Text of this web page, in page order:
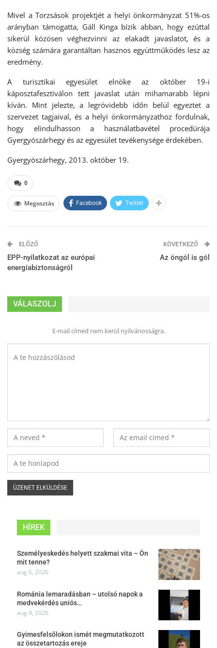
Mivel a Torzsások projektjét a helyi önkormányzat 51%-os
arányban támogatta, Gáll Kinga bízik abban, hogy ezúttal
sikerül közösen véghezvinni az elakadt javaslatot, és a
község számára garantáltan hasznos együttműködés lesz az
eredmény.
A turisztikai egyesület elnöke az október 19-i
káposztafesztiválon tett javaslat után mihamarabb lépni
kíván. Mint jelezte, a legrövidebb időn belül egyeztet a
szervezet tagjaival, és a helyi önkormányzathoz fordulnak,
hogy elindulhasson a használatbavétel procedúrája
Gyergyószárhegy és az egyesület tevékenysége érdekében.
Gyergyószárhegy, 2013. október 19.
0
Megosztás Facebook Twitter
ELŐZŐ
EPP-nyilatkozat az európai
energiabiztonságról
KÖVETKEZŐ
Az öngól is gól
VÁLASZOLJ
E-mail címed nem kerül nyilvánosságra.
HÍREK
Személyeskedés helyett szakmai vita – Ön
mit tenne?
aug 6, 2026
Románia lemaradásban – utolsó napok a
medvekérdés uniós…
aug 4, 2026
Gyimesfelsőlokon ismét megmutatkozott
az összetartozás ereje